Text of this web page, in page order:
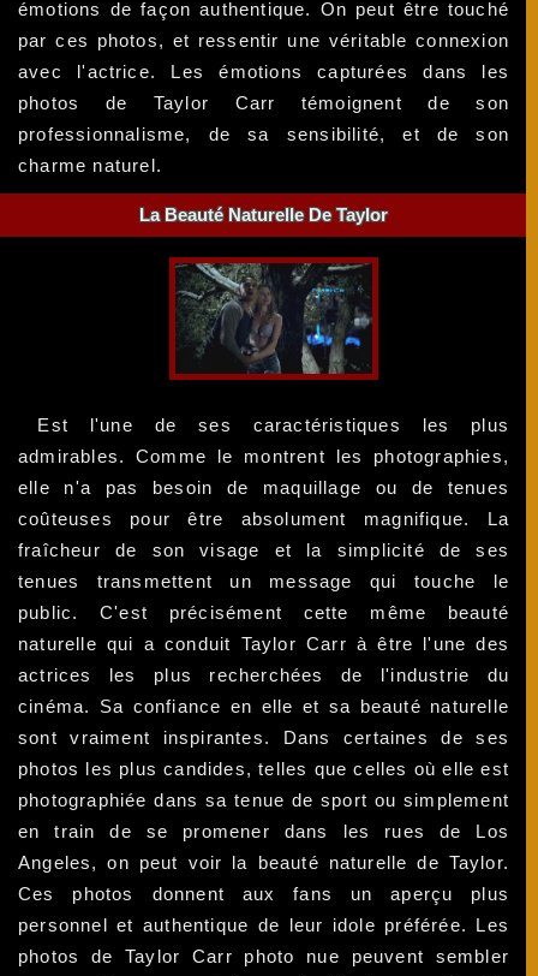
émotions de façon authentique. On peut être touché
par ces photos, et ressentir une véritable connexion
avec l'actrice. Les émotions capturées dans les
photos de Taylor Carr témoignent de son
professionnalisme, de sa sensibilité, et de son
charme naturel.
La Beauté Naturelle De Taylor
Est l'une de ses caractéristiques les plus
admirables. Comme le montrent les photographies,
elle n'a pas besoin de maquillage ou de tenues
coûteuses pour être absolument magnifique. La
fraîcheur de son visage et la simplicité de ses
tenues transmettent un message qui touche le
public. C'est précisément cette même beauté
naturelle qui a conduit Taylor Carr à être l'une des
actrices les plus recherchées de l'industrie du
cinéma. Sa confiance en elle et sa beauté naturelle
sont vraiment inspirantes. Dans certaines de ses
photos les plus candides, telles que celles où elle est
photographiée dans sa tenue de sport ou simplement
en train de se promener dans les rues de Los
Angeles, on peut voir la beauté naturelle de Taylor.
Ces photos donnent aux fans un aperçu plus
personnel et authentique de leur idole préférée. Les
photos de Taylor Carr photo nue peuvent sembler